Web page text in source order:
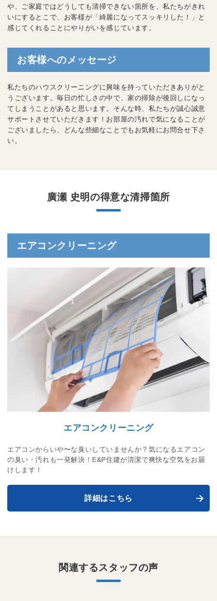
や、ご家庭ではどうしても清掃できない箇所を、私たちがきれ
いにするとこで、お客様が「綺麗になってスッキリした！」と
感じてくれることにやりがいを感じています。
お客様へのメッセージ
私たちのハウスクリーニングに興味を持っていただきありがと
うございます。毎日の忙しさの中で、家の掃除が後回しになっ
てしまうことがあると思います。そんな時、私たちが誠心誠意
サポートさせていただきます！お部屋の汚れで気になることが
ございましたら、どんな些細なことでもお気軽にお問合せ下さ
い。
廣瀬 史明の得意な清掃箇所
エアコンクリーニング
エアコンクリーニング
エアコンからいや〜な臭いしていませんか？気になるエアコン
の臭い・汚れも一発解決！E&P住建が清潔で爽快な空気をお届
けします！
詳細はこちら
関連するスタッフの声